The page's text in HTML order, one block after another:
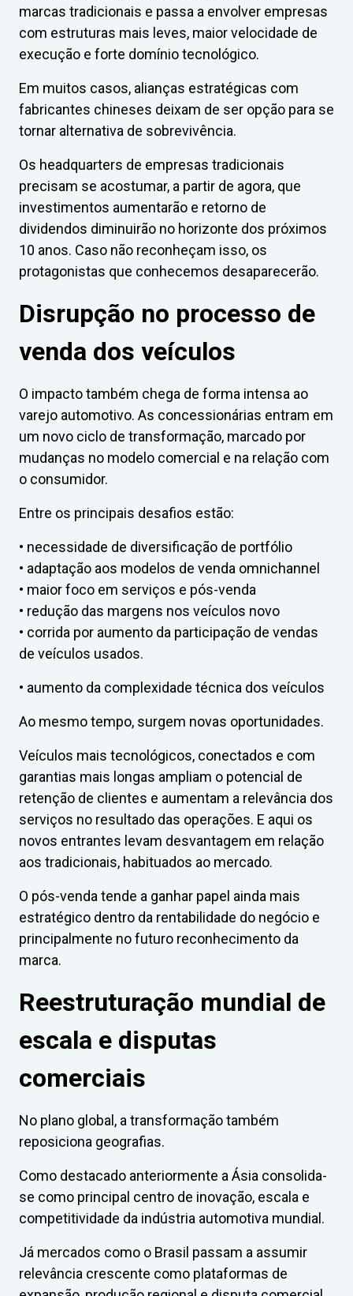
marcas tradicionais e passa a envolver empresas
com estruturas mais leves, maior velocidade de
execução e forte domínio tecnológico.
Em muitos casos, alianças estratégicas com
fabricantes chineses deixam de ser opção para se
tornar alternativa de sobrevivência.
Os headquarters de empresas tradicionais
precisam se acostumar, a partir de agora, que
investimentos aumentarão e retorno de
dividendos diminuirão no horizonte dos próximos
10 anos. Caso não reconheçam isso, os
protagonistas que conhecemos desaparecerão.
Disrupção no processo de
venda dos veículos
O impacto também chega de forma intensa ao
varejo automotivo. As concessionárias entram em
um novo ciclo de transformação, marcado por
mudanças no modelo comercial e na relação com
o consumidor.
Entre os principais desafios estão:
• necessidade de diversificação de portfólio
• adaptação aos modelos de venda omnichannel
• maior foco em serviços e pós-venda
• redução das margens nos veículos novo
• corrida por aumento da participação de vendas
de veículos usados.
• aumento da complexidade técnica dos veículos
Ao mesmo tempo, surgem novas oportunidades.
Veículos mais tecnológicos, conectados e com
garantias mais longas ampliam o potencial de
retenção de clientes e aumentam a relevância dos
serviços no resultado das operações. E aqui os
novos entrantes levam desvantagem em relação
aos tradicionais, habituados ao mercado.
O pós-venda tende a ganhar papel ainda mais
estratégico dentro da rentabilidade do negócio e
principalmente no futuro reconhecimento da
marca.
Reestruturação mundial de
escala e disputas
comerciais
No plano global, a transformação também
reposiciona geografias.
Como destacado anteriormente a Ásia consolida-
se como principal centro de inovação, escala e
competitividade da indústria automotiva mundial.
Já mercados como o Brasil passam a assumir
relevância crescente como plataformas de